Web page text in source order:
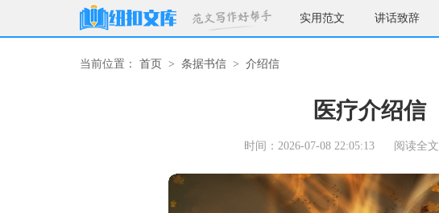
实用范文 讲话致辞
当前位置： 首页 > 条据书信 > 介绍信
医疗介绍信
时间：2026-07-08 22:05:13 阅读全文